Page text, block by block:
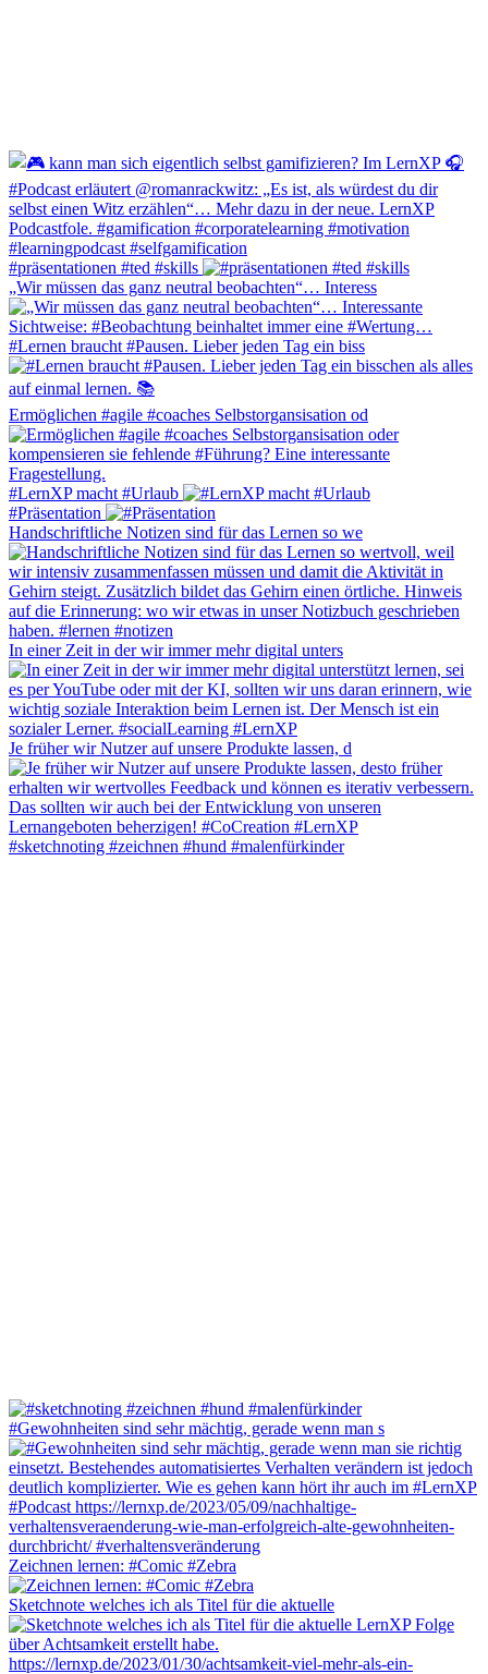
#präsentationen #ted #skills
„Wir müssen das ganz neutral beobachten“… Interess
#Lernen braucht #Pausen. Lieber jeden Tag ein biss
Ermöglichen #agile #coaches Selbstorgansisation od
#LernXP macht #Urlaub
#Präsentation
Handschriftliche Notizen sind für das Lernen so we
In einer Zeit in der wir immer mehr digital unters
Je früher wir Nutzer auf unsere Produkte lassen, d
#sketchnoting #zeichnen #hund #malenfürkinder
#Gewohnheiten sind sehr mächtig, gerade wenn man s
Zeichnen lernen: #Comic #Zebra
Sketchnote welches ich als Titel für die aktuelle